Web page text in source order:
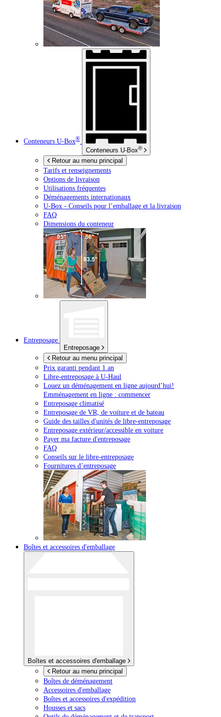
Conteneurs U-Box®
Conteneurs U-Box®
Retour au menu principal
Tarifs et renseignements
Options de livraison
Utilisations fréquentes
Déménagements internationaux
U-Box - Conseils pour l’emballage et la livraison
FAQ
Dimensions du conteneur
Entreposage
Entreposage
Retour au menu principal
Prix garanti pendant 1 an
Libre-entreposage à U-Haul
Louez un déménagement en ligne aujourd’hui!
Emménagement en ligne : commencer
Entreposage climatisé
Entreposage de VR, de voiture et de bateau
Guide des tailles d'unités de libre-entreposage
Entreposage extérieur/accessible en voiture
Payer ma facture d'entreposage
FAQ
Conseils sur le libre-entreposage
Fournitures d’entreposage
Boîtes et accessoires d'emballage
Boîtes et accessoires d'emballage
Retour au menu principal
Boîtes de déménagement
Accessoires d'emballage
Boîtes et accessoires d'expédition
Housses et sacs